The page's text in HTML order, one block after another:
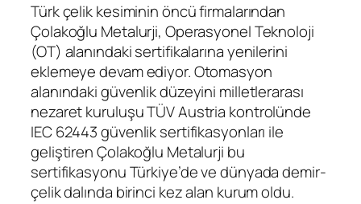
Türk çelik kesiminin öncü firmalarından
Çolakoğlu Metalurji, Operasyonel Teknoloji
(OT) alanındaki sertifikalarına yenilerini
eklemeye devam ediyor. Otomasyon
alanındaki güvenlik düzeyini milletlerarası
nezaret kuruluşu TÜV Austria kontrolünde
IEC 62443 güvenlik sertifikasyonları ile
geliştiren Çolakoğlu Metalurji bu
sertifikasyonu Türkiye’de ve dünyada demir-
çelik dalında birinci kez alan kurum oldu.